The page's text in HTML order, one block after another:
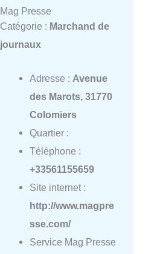
Mag Presse
Catégorie : Marchand de
journaux
Adresse : Avenue
des Marots, 31770
Colomiers
Quartier :
Téléphone :
+33561155659
Site internet :
http://www.magpre
sse.com/
Service Mag Presse